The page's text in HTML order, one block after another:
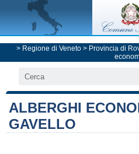
> Regione di Veneto> Provincia di
ALBERGHI
GAVELLO